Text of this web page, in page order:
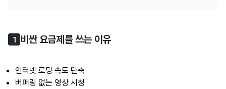
1 비싼 요금제를 쓰는 이유
인터넷 로딩 속도 단축
버퍼링 없는 영상 시청